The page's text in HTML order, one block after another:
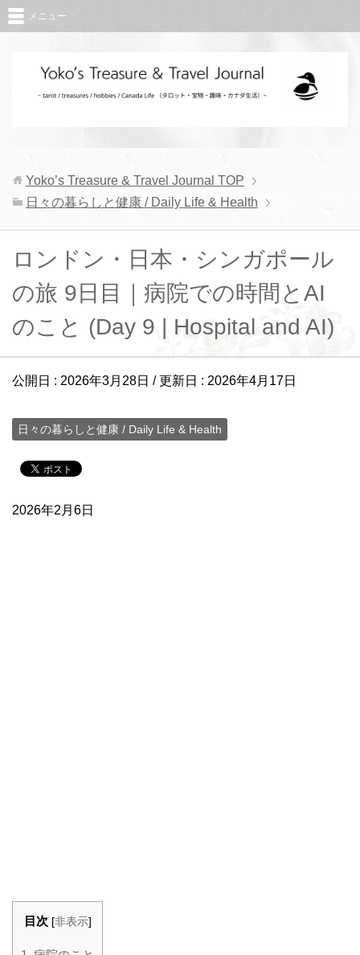
メニュー
Yoko’s Treasure & Travel Journal TOP
日々の暮らしと健康 / Daily Life & Health
ロンドン・日本・シンガポール
の旅 9日目｜病院での時間とAI
のこと (Day 9 | Hospital and AI)
公開日 : 2026年3月28日 / 更新日 : 2026年4月17日
日々の暮らしと健康 / Daily Life & Health
2026年2月6日
目次 [非表示]